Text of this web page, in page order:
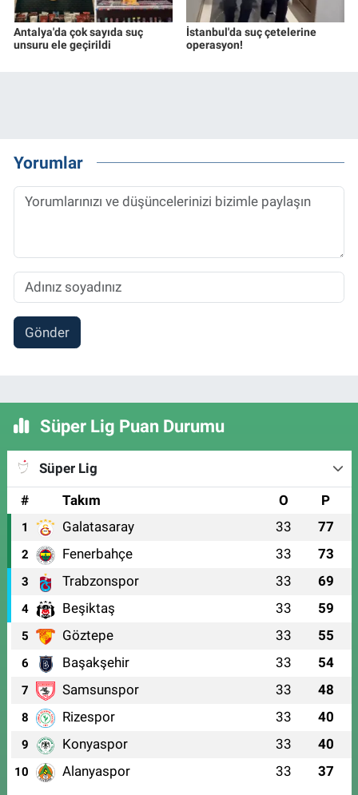
Antalya'da çok sayıda suç
unsuru ele geçirildi
İstanbul'da suç çetelerine
operasyon!
Yorumlar
Gönder
Süper Lig Puan Durumu
Süper Lig
#
Takım O P
1 Galatasaray 33 77
2 Fenerbahçe 33 73
3 Trabzonspor 33 69
4 Beşiktaş 33 59
5 Göztepe 33 55
6 Başakşehir 33 54
7 Samsunspor 33 48
8 Rizespor 33 40
9 Konyaspor 33 40
10 Alanyaspor 33 37